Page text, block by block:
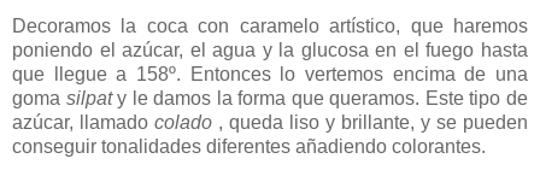
Decoramos la coca con caramelo artístico, que haremos
poniendo el azúcar, el agua y la glucosa en el fuego hasta
que llegue a 158º. Entonces lo vertemos encima de una
goma silpaty le damos la forma que queramos. Este tipo de
azúcar, llamado colado , queda liso y brillante, y se pueden
conseguir tonalidades diferentes añadiendo colorantes.